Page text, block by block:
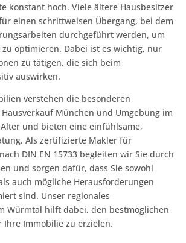
konstant hoch. Viele ältere Hausbesitzer
einen schrittweisen Übergang, bei dem
durchgeführt werden, um
optimieren. Dabei ist es wichtig, nur
zu tätigen, die sich beim
auswirken.
verstehen die besonderen
München und Umgebung im
und bieten eine einfühlsame,
Als zertifizierte Makler für
DIN EN 15733 begleiten wir Sie durch
und sorgen dafür, dass Sie sowohl
auch mögliche Herausforderungen
sind. Unser regionales
Würmtal hilft dabei, den bestmöglichen
Ihre Immobilie zu erzielen.